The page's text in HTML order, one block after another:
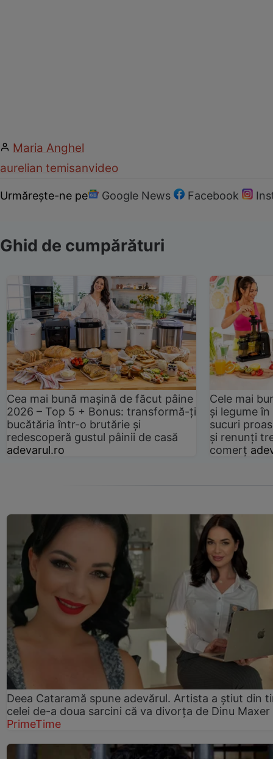
Maria Anghel
aurelian temisanvideo
Urmărește-ne pe Google News Facebook
Ghid de cumpărături
Cea mai bună mașină de făcut pâine
2026 – Top 5 + Bonus: transformă-ți
bucătăria într-o brutărie și
redescoperă gustul pâinii de casă
adevarul.ro
Cele mai
și legume
sucuri
și renunți
comerț
Deea Cataramă spune adevărul. Artista a știut din
celei de-a doua sarcini că va divorța de Dinu Maxer
PrimeTime